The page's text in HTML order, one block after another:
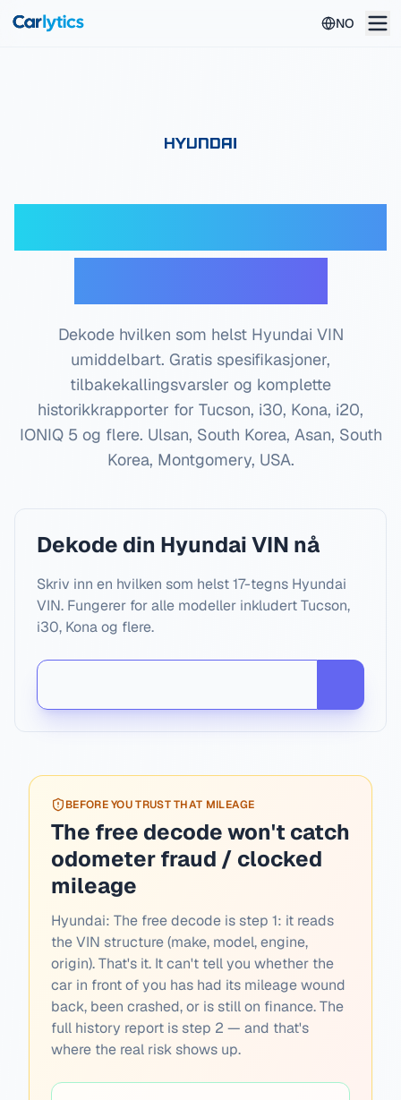
NO
Dekode hvilken som helst Hyundai VIN
umiddelbart. Gratis spesifikasjoner,
tilbakekallingsvarsler og komplette
historikkrapporter for Tucson, i30, Kona, i20,
IONIQ 5 og flere. Ulsan, South Korea, Asan, South
Korea, Montgomery, USA.
Dekode din Hyundai VIN nå
Skriv inn en hvilken som helst 17-tegns Hyundai
VIN. Fungerer for alle modeller inkludert Tucson,
i30, Kona og flere.
BEFORE YOU TRUST THAT MILEAGE
The free decode won't catch
odometer fraud / clocked
mileage
Hyundai: The free decode is step 1: it reads
the VIN structure (make, model, engine,
origin). That's it. It can't tell you whether the
car in front of you has had its mileage wound
back, been crashed, or is still on finance. The
full history report is step 2 — and that's
where the real risk shows up.